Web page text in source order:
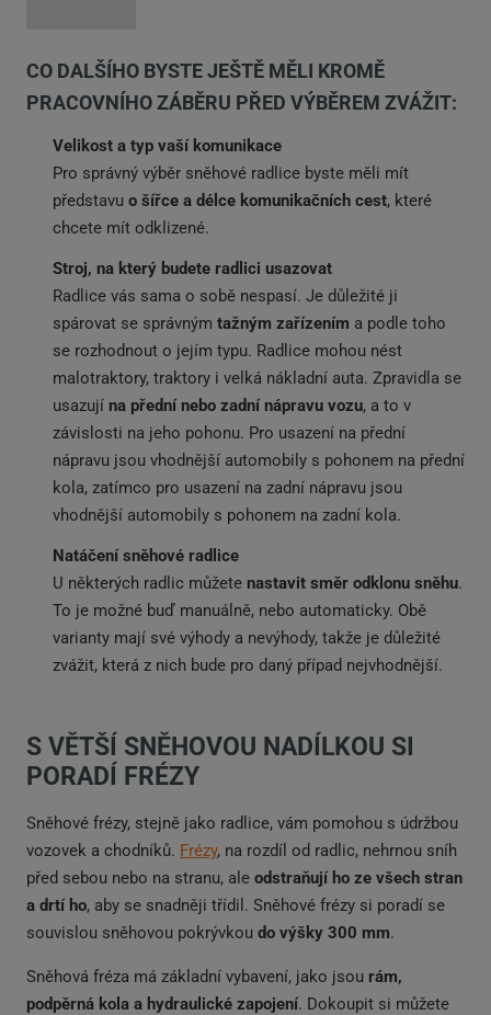
CO DALŠÍHO BYSTE JEŠTĚ MĚLI KROMĚ
PRACOVNÍHO ZÁBĚRU PŘED VÝBĚREM ZVÁŽIT:
Velikost a typ vaší komunikace
Pro správný výběr sněhové radlice byste měli mít
představu o šířce a délce komunikačních cest, které
chcete mít odklizené.
Stroj, na který budete radlici usazovat
Radlice vás sama o sobě nespasí. Je důležité ji
spárovat se správným tažným zařízením a podle toho
se rozhodnout o jejím typu. Radlice mohou nést
malotraktory, traktory i velká nákladní auta. Zpravidla se
usazují na přední nebo zadní nápravu vozu, a to v
závislosti na jeho pohonu. Pro usazení na přední
nápravu jsou vhodnější automobily s pohonem na přední
kola, zatímco pro usazení na zadní nápravu jsou
vhodnější automobily s pohonem na zadní kola.
Natáčení sněhové radlice
U některých radlic můžete nastavit směr odklonu sněhu.
To je možné buď manuálně, nebo automaticky. Obě
varianty mají své výhody a nevýhody, takže je důležité
zvážit, která z nich bude pro daný případ nejvhodnější.
S VĚTŠÍ SNĚHOVOU NADÍLKOU SI
PORADÍ FRÉZY
Sněhové frézy, stejně jako radlice, vám pomohou s údržbou
vozovek a chodníků. Frézy, na rozdíl od radlic, nehrnou sníh
před sebou nebo na stranu, ale odstraňují ho ze všech stran
a drtí ho, aby se snadněji třídil. Sněhové frézy si poradí se
souvislou sněhovou pokrývkou do výšky 300 mm.
Sněhová fréza má základní vybavení, jako jsou rám,
podpěrná kola a hydraulické zapojení. Dokoupit si můžete